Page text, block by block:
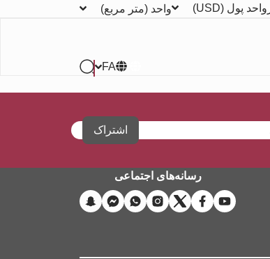
واحد پول (USD) واحد (متر مربع)
FA
اشتراک
رسانه‌های اجتماعی